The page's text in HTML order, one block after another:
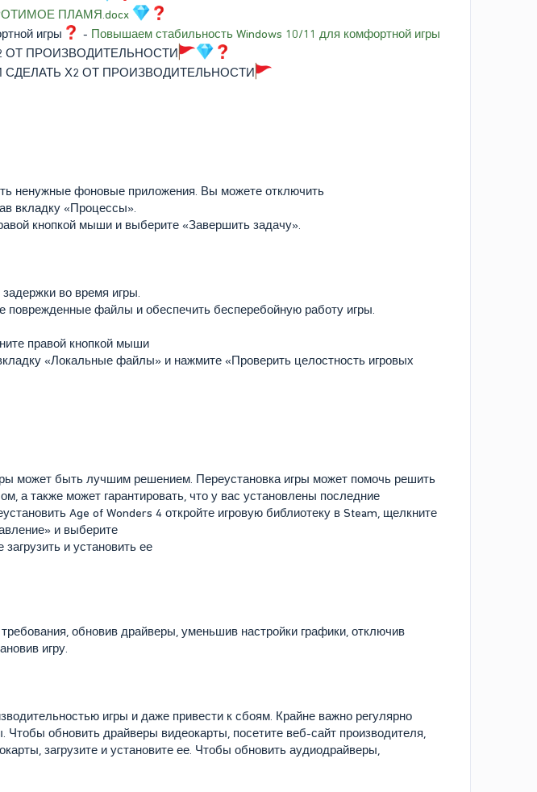
ПЛАМЯ.docx
игры
- Повышаем стабильность Windows 10/11 для комфортной игры
ОТ ПРОИЗВОДИТЕЛЬНОСТИ
СДЕЛАТЬ Х2 ОТ ПРОИЗВОДИТЕЛЬНОСТИ
ненужные фоновые приложения. Вы можете отключить
вкладку «Процессы».
кнопкой мыши и выберите «Завершить задачу».
во время игры.
файлы и обеспечить бесперебойную работу игры.
правой кнопкой мыши
«Локальные файлы» и нажмите «Проверить целостность игровых
может быть лучшим решением. Переустановка игры может помочь решить
а также может гарантировать, что у вас установлены последние
Age of Wonders 4 откройте игровую библиотеку в Steam, щелкните
и выберите
и установить ее
обновив драйверы, уменьшив настройки графики, отключив
игру.
игры и даже привести к сбоям. Крайне важно регулярно
обновить драйверы видеокарты, посетите веб-сайт производителя,
загрузите и установите ее. Чтобы обновить аудиодрайверы,